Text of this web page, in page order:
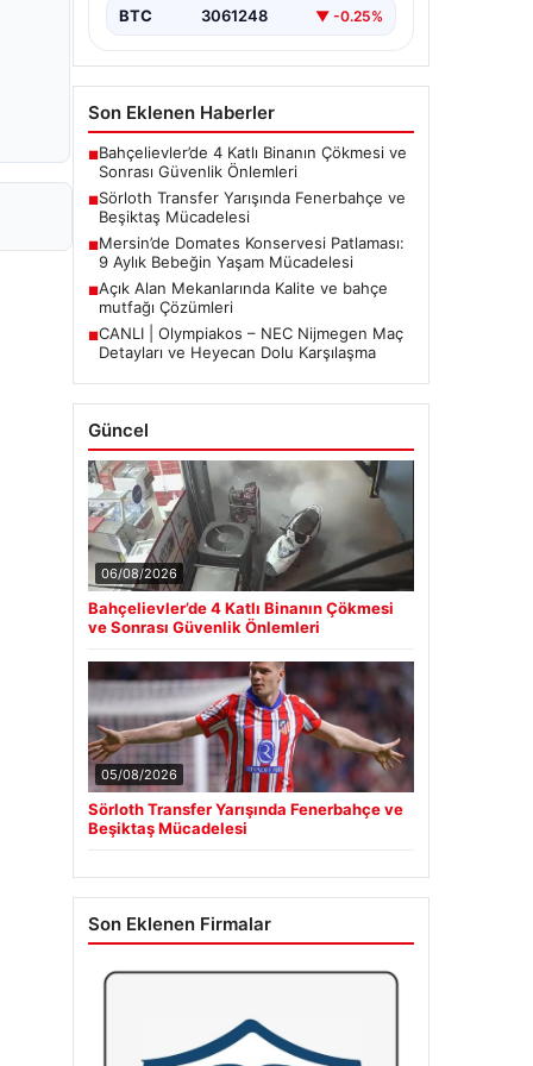
BTC 3061248 ▼ -0.25%
Son Eklenen Haberler
■Bahçelievler’de 4 Katlı Binanın Çökmesi ve
Sonrası Güvenlik Önlemleri
■Sörloth Transfer Yarışında Fenerbahçe ve
Beşiktaş Mücadelesi
■Mersin’de Domates Konservesi Patlaması:
9 Aylık Bebeğin Yaşam Mücadelesi
■Açık Alan Mekanlarında Kalite ve bahçe
mutfağı Çözümleri
■CANLI | Olympiakos – NEC Nijmegen Maç
Detayları ve Heyecan Dolu Karşılaşma
Güncel
06/08/2026
Bahçelievler’de 4 Katlı Binanın Çökmesi
ve Sonrası Güvenlik Önlemleri
05/08/2026
Sörloth Transfer Yarışında Fenerbahçe ve
Beşiktaş Mücadelesi
Son Eklenen Firmalar